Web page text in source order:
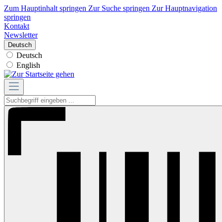
Zum Hauptinhalt springen Zur Suche springen Zur Hauptnavigation
springen
Kontakt
Newsletter
Deutsch
Deutsch
English